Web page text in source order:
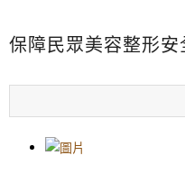
保障民眾美容整形安